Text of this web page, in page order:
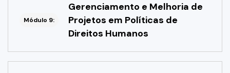
Módulo 9:
Gerenciamento e Melhoria de
Projetos em Políticas de
Direitos Humanos